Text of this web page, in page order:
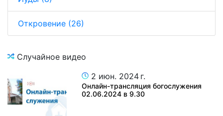
Откровение (26)
Случайное видео
2 июн. 2024 г.
Онлайн-трансляция богослужения
02.06.2024 в 9.30